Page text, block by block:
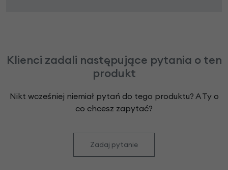
Klienci zadali następujące pytania o ten
produkt
Nikt wcześniej niemiał pytań do tego produktu? A Ty o
co chcesz zapytać?
Zadaj pytanie